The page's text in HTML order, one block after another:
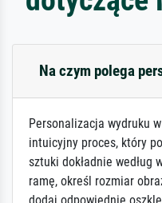
Na czym polega
Personalizacja wydruku
intuicyjny proces, który
sztuki dokładnie według
ramę, określ rozmiar
dodaj odpowiednie